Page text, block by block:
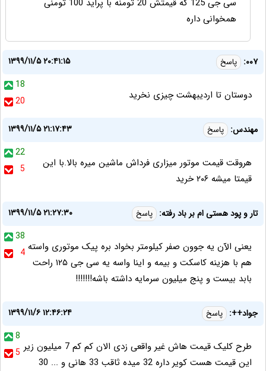
سی جی 125 که قیمتش 20 تومنه با پراید 100 تومنی
همخوانی داره
۰۰۷: پاسخ
۱۳۹۹/۱۱/۵ ۲۰:۴۱:۱۵
18
20
دوستان تا اردیبهشت چیزی نخرید
مهندس: پاسخ
۱۳۹۹/۱۱/۵ ۲۱:۱۷:۴۳
22
5
هروقت قیمت موتور میزاری فرداش ماشین میره بالا.با این
قیمتا میشه ۲۰۶ خرید
تار و پود هستی ام بر باد رفته: پاسخ
۱۳۹۹/۱۱/۵ ۲۱:۲۷:۳۰
38
4 یعنی الآن یه جوون صفر کیلومتر بخواد بره پیک موتوری واسته
هم با هزینه کاسکت و بیمه و اینا واسه یه سی جی ۱۲۵ راحت
بابد بیست و پنج میلیون سرمایه داشته باشه!!!!!!!
جواد++: پاسخ
۱۳۹۹/۱۱/۶ ۱۲:۴۶:۲۴
8
5 طرح کلیک قیمت هاش غیر واقعی زدی الان کم کم 7 میلیون زیر
این قیمت هست کویر داره 32 میده ثاقب 33 هانی و ... 30